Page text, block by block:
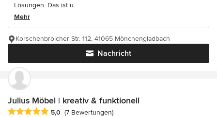
Lösungen. Das ist u...
Mehr
Nachricht
Korschenbroicher Str. 112, 41065 Mönchengladbach
Julius Möbel | kreativ & funktionell
Durchschnittliche Bewertung: 5 von 5 Sternen
5,0 (7 Bewertungen)